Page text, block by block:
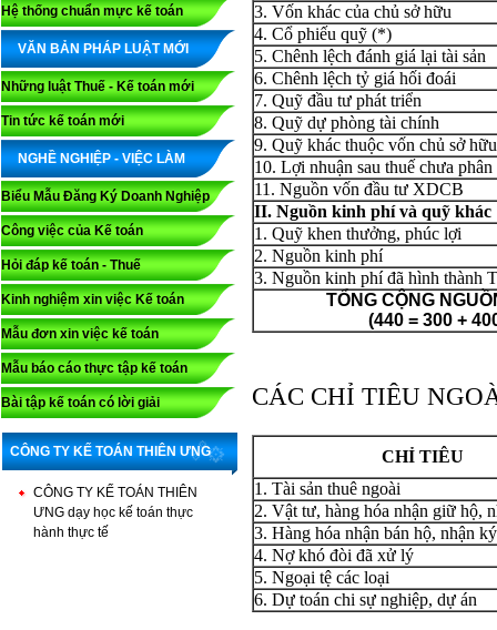
Hệ thống chuẩn mực kế toán
VĂN BẢN PHÁP LUẬT MỚI
Những luật Thuế - Kế toán mới
Tin tức kế toán mới
NGHỀ NGHIỆP - VIỆC LÀM
Biểu Mẫu Đăng Ký Doanh Nghiệp
Công việc của Kế toán
Hỏi đáp kế toán - Thuế
Kinh nghiệm xin việc Kế toán
Mẫu đơn xin việc kế toán
Mẫu báo cáo thực tập kế toán
Bài tập kế toán có lời giải
CÔNG TY KẾ TOÁN THIÊN ƯNG
CÔNG TY KẾ TOÁN THIÊN
ƯNG dạy học kế toán thực
hành thực tế
3. Vốn khác của chủ sở hữu
4. Cổ phiếu quỹ (*)
5. Chênh lệch đánh giá lại tài sản
6. Chênh lệch tỷ giá hối đoái
7. Quỹ đầu tư phát triển
8. Quỹ dự phòng tài chính
9. Quỹ khác thuộc vốn chủ sở hữu
10. Lợi nhuận sau thuế chưa
11. Nguồn vốn đầu tư XDCB
II. Nguồn kinh phí và quỹ khác
1. Quỹ khen thưởng, phúc lợi
2. Nguồn kinh phí
3. Nguồn kinh phí đã hình thành
TỔNG CỘNG
(440 = 300 +
CÁC CHỈ TIÊU
CHỈ TIÊU
1. Tài sản thuê ngoài
2. Vật tư, hàng hóa nhận giữ hộ,
3. Hàng hóa nhận bán hộ, nhận
4. Nợ khó đòi đã xử lý
5. Ngoại tệ các loại
6. Dự toán chi sự nghiệp, dự án